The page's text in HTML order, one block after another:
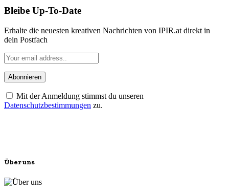
Bleibe Up-To-Date
Erhalte die neuesten kreativen Nachrichten von IPIR.at direkt in
dein Postfach
Mit der Anmeldung stimmst du unseren
Datenschutzbestimmungen zu.
Über uns